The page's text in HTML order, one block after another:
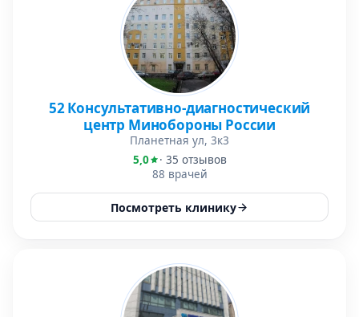
52 Консультативно-диагностический
центр Минобороны России
Планетная ул, 3к3
5,0
· 35 отзывов
88 врачей
Посмотреть клинику